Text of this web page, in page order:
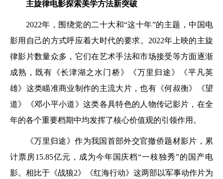
主旋律电影探索美学方法新突破
2022年，围绕党的二十大和“这十年”的主题，中国电
影用自己的方式呼应着大时代的要求。2022年上映的主旋
律影片数量众多，它们在艺术手法和市场接受等方面逐渐
成熟，既有《长津湖之水门桥》《万里归途》《平凡英
雄》这类瞄准商业制作的主流大片，也有《何叔衡》《望
道》《邓小平小道》这类各具特色的人物传记影片，在全
年的各个重要档期中均发挥了核心价值观的引领作用。
《万里归途》作为我国首部外交官撤侨题材影片，累
计票房15.85亿元，成为今年国庆档“一枝独秀”的国产电
影。相比于《战狼2》《红海行动》这两部以军事动作片为